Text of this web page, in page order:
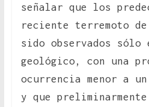
señalar que los
reciente terremoto de
sido observados
geológico, con una
ocurrencia menor a un
y que